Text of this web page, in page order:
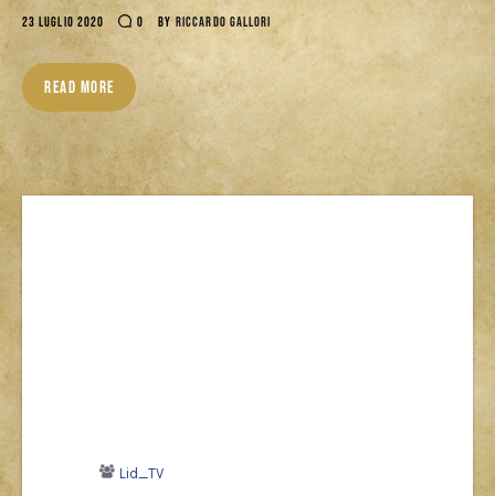
Download
23 LUGLIO 2020 0 BY RICCARDO GALLORI
READ MORE
Lid_TV